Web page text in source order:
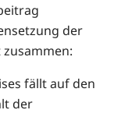
der
fällt auf den
der